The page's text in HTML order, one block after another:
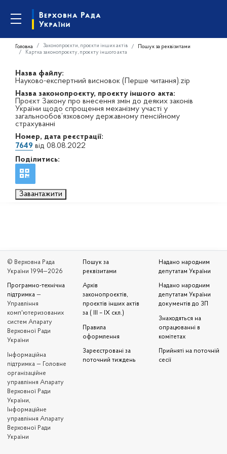
Головна Законопроєкти, проєкти інших актів
Пошук за реквізитами
Картка законопроєкту, проєкту іншого акта
Назва файлу:
Науково-експертний висновок (Перше читання).zip
Назва законопроєкту, проєкту іншого акта:
Проєкт Закону про внесення змін до деяких законів
України щодо спрощення механізму участі у
загальнообов’язковому державному пенсійному
страхуванні
Номер, дата реєстрації:
7649 від 08.08.2022
Поділитись:
Завантажити
© Верховна Рада
України 1994—2026
Програмно-технічна
підтримка —
Управління
комп'ютеризованих
систем Апарату
Верховної Ради
України
Iнформаційна
підтримка — Головне
організаційне
управління Апарату
Верховної Ради
України,
Інформаційне
управління Апарату
Верховної Ради
України
Пошук за
реквізитами
Архів
законопроєктів,
проєктів інших актів
за ( III – IX скл.)
Правила
оформлення
Зареєстровані за
поточний тиждень
Надано народним
депутатам України
Надано народним
депутатам України
документів до ЗП
Знаходяться на
опрацюванні в
комітетах
Прийняті на поточній
сесії